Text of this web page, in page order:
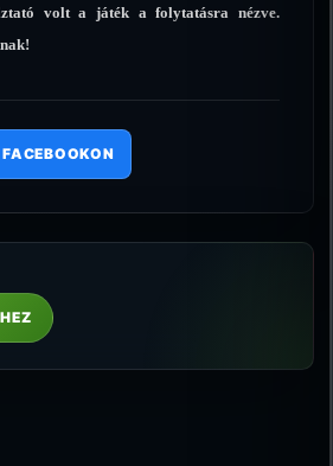
volt a játék a folytatásra nézve.